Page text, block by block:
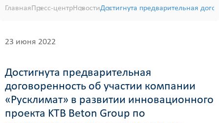
ГлавнаяПресс-центрНовостиДостигнута предварительная
23 июня 2022
Достигнута предварительная
договоренность об участии компании
«Русклимат» в развитии инновационного
проекта KTB Beton Group по